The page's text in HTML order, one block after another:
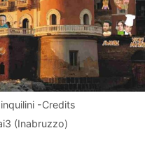
-Credits
(Inabruzzo)